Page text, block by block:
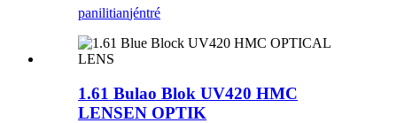
panilitianjéntré
1.61 Bulao Blok UV420 HMC
LENSEN OPTIK